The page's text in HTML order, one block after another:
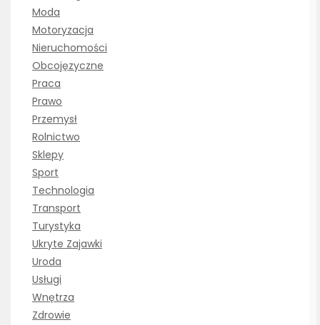
Moda
Motoryzacja
Nieruchomości
Obcojęzyczne
Praca
Prawo
Przemysł
Rolnictwo
Sklepy
Sport
Technologia
Transport
Turystyka
Ukryte Zajawki
Uroda
Usługi
Wnętrza
Zdrowie